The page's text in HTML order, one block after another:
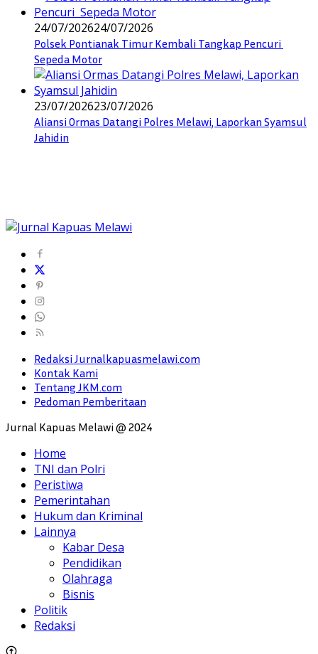
24/07/202624/07/2026
Polsek Pontianak Timur Kembali Tangkap Pencuri
Sepeda Motor
23/07/202623/07/2026
Aliansi Ormas Datangi Polres Melawi, Laporkan Syamsul
Jahidin
Redaksi Jurnalkapuasmelawi.com
Kontak Kami
Tentang JKM.com
Pedoman Pemberitaan
Jurnal Kapuas Melawi @ 2024
Home
TNI dan Polri
Peristiwa
Pemerintahan
Hukum dan Kriminal
Lainnya
Kabar Desa
Pendidikan
Olahraga
Bisnis
Politik
Redaksi